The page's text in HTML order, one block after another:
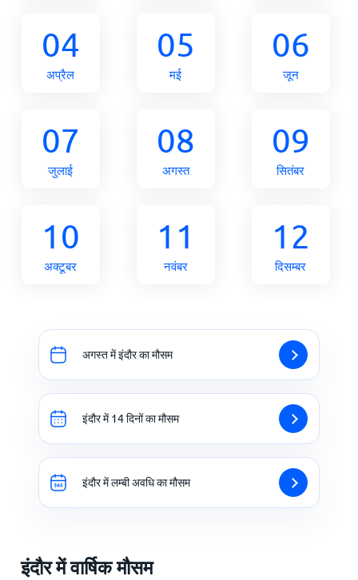
04
अप्रैल
05
मई
06
जून
07
जुलाई
08
अगस्त
09
सितंबर
10
अक्टूबर
11
नवंबर
12
दिसम्बर
अगस्त में इंदौर का मौसम
इंदौर में 14 दिनों का मौसम
इंदौर में लम्बी अवधि का मौसम
इंदौर में वार्षिक मौसम